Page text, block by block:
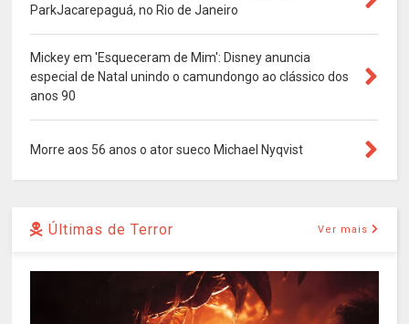
ParkJacarepaguá, no Rio de Janeiro
Mickey em 'Esqueceram de Mim': Disney anuncia
especial de Natal unindo o camundongo ao clássico dos
anos 90
Morre aos 56 anos o ator sueco Michael Nyqvist
Últimas de Terror Ver mais